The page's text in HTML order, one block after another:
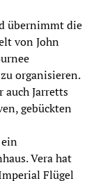
übernimmt die
von John
organisieren.
Jarretts
gebückten
Vera hat
Flügel